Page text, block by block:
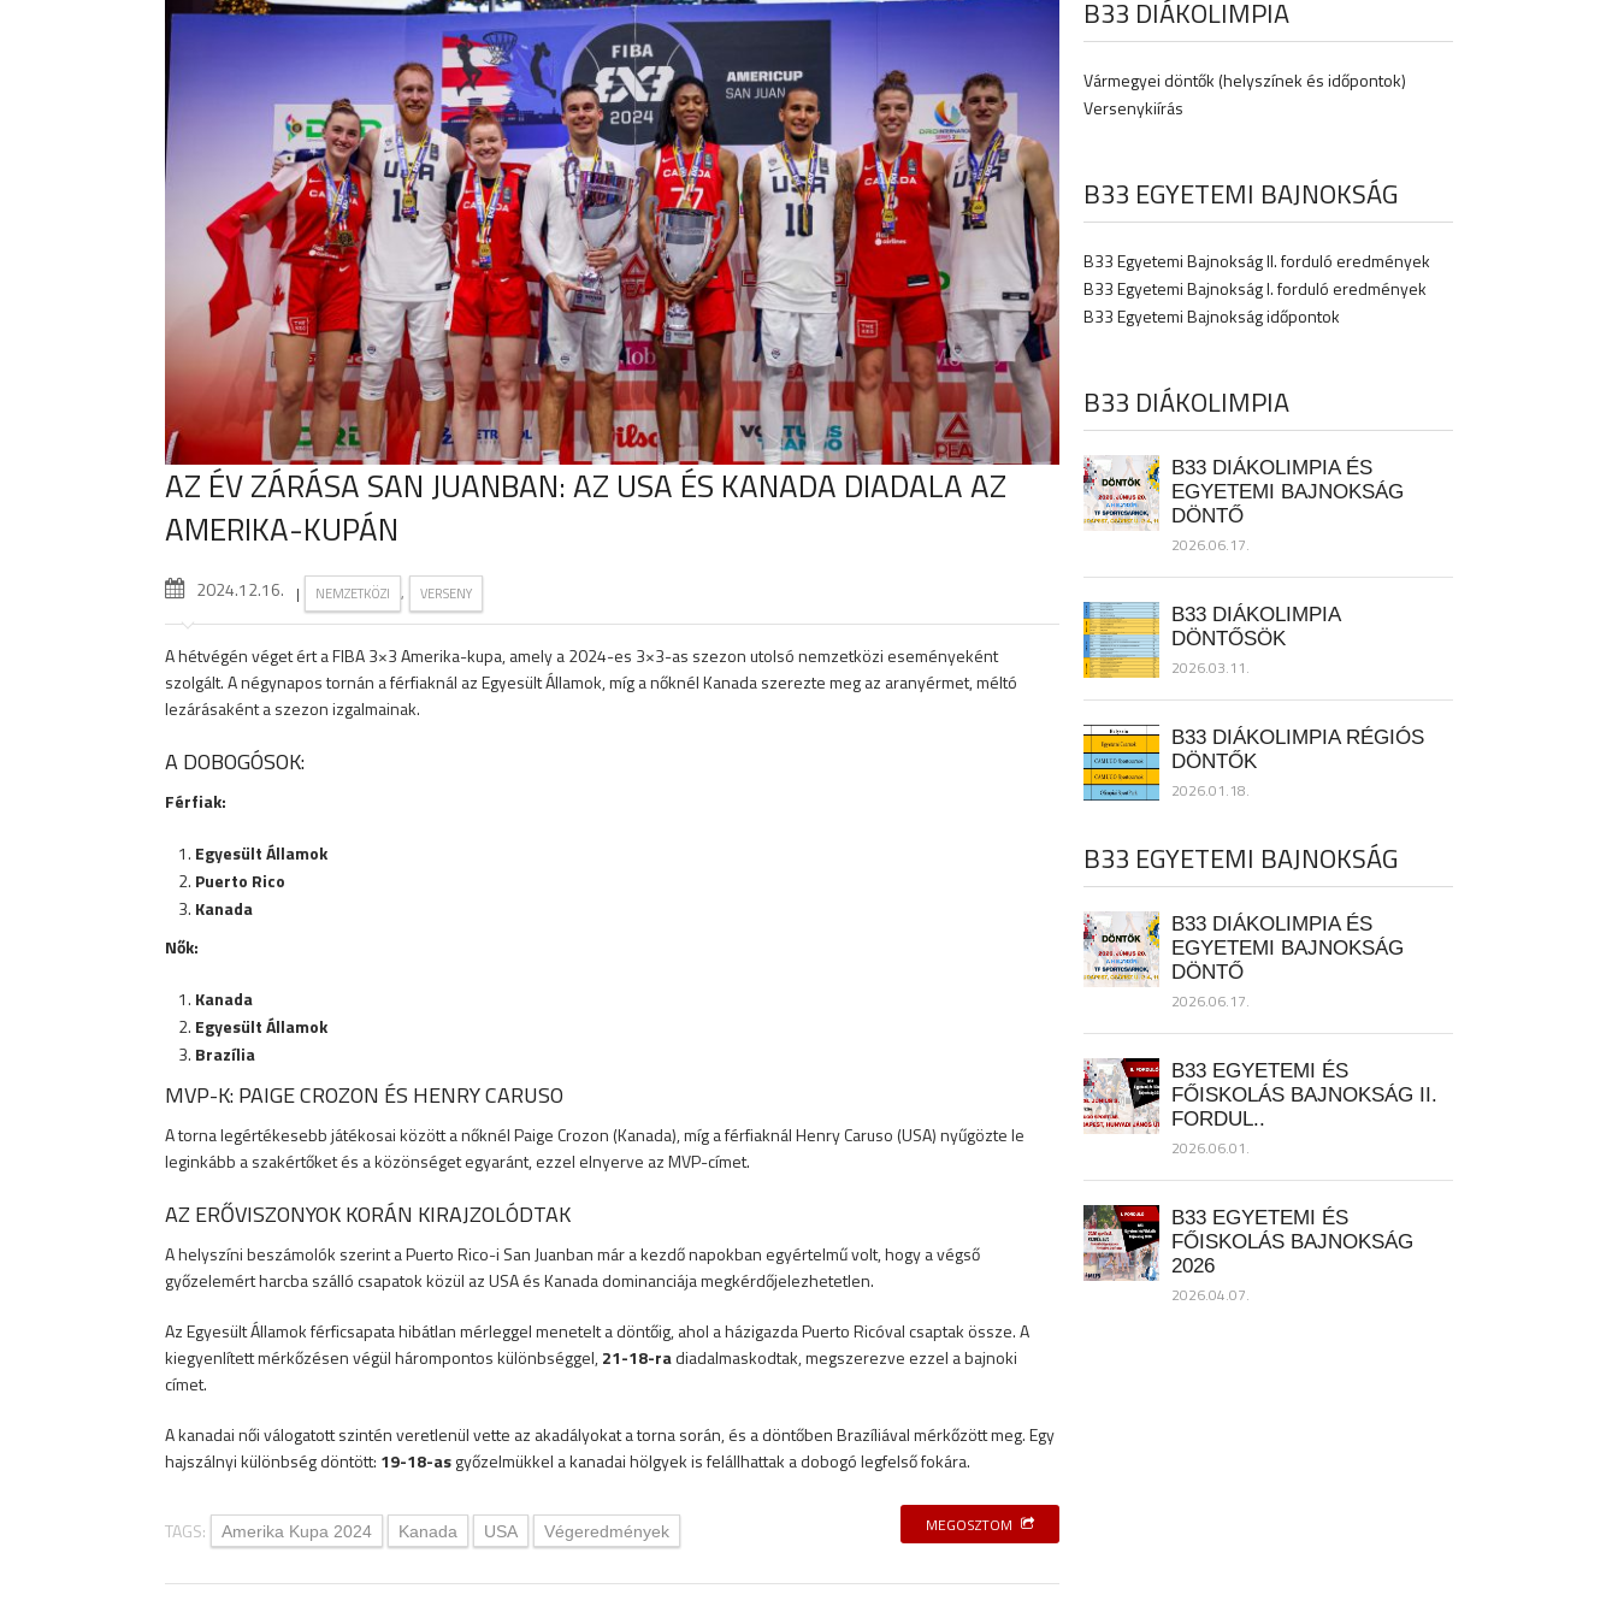
AZ ÉV ZÁRÁSA SAN JUANBAN: AZ USA ÉS KANADA DIADALA AZ
AMERIKA-KUPÁN
2024.12.16. | NEMZETKÖZI , VERSENY
A hétvégén véget ért a FIBA 3×3 Amerika-kupa, amely a 2024-es 3×3-as szezon utolsó nemzetközi eseményeként
szolgált. A négynapos tornán a férfiaknál az Egyesült Államok, míg a nőknél Kanada szerezte meg az aranyérmet, méltó
lezárásaként a szezon izgalmainak.
A DOBOGÓSOK:
Férfiak:
Egyesült Államok
Puerto Rico
Kanada
Nők:
Kanada
Egyesült Államok
Brazília
MVP-K: PAIGE CROZON ÉS HENRY CARUSO
A torna legértékesebb játékosai között a nőknél Paige Crozon (Kanada), míg a férfiaknál Henry Caruso (USA) nyűgözte le
leginkább a szakértőket és a közönséget egyaránt, ezzel elnyerve az MVP-címet.
AZ ERŐVISZONYOK KORÁN KIRAJZOLÓDTAK
A helyszíni beszámolók szerint a Puerto Rico-i San Juanban már a kezdő napokban egyértelmű volt, hogy a végső
győzelemért harcba szálló csapatok közül az USA és Kanada dominanciája megkérdőjelezhetetlen.
Az Egyesült Államok férficsapata hibátlan mérleggel menetelt a döntőig, ahol a házigazda Puerto Ricóval csaptak össze. A
kiegyenlített mérkőzésen végül hárompontos különbséggel,21-18-radiadalmaskodtak, megszerezve ezzel a bajnoki
címet.
A kanadai női válogatott szintén veretlenül vette az akadályokat a torna során, és a döntőben Brazíliával mérkőzött meg. Egy
hajszálnyi különbség döntött: 19-18-asgyőzelmükkel a kanadai hölgyek is felállhattak a dobogó legfelső fokára.
TAGS: Amerika Kupa 2024 Kanada USA Végeredmények MEGOSZTOM
B33 DIÁKOLIMPIA
Vármegyei döntők (helyszínek és időpontok)
Versenykiírás
B33 EGYETEMI BAJNOKSÁG
B33 Egyetemi Bajnokság II. forduló eredmények
B33 Egyetemi Bajnokság I. forduló eredmények
B33 Egyetemi Bajnokság időpontok
B33 DIÁKOLIMPIA
B33 DIÁKOLIMPIA ÉS
EGYETEMI BAJNOKSÁG
DÖNTŐ
2026.06.17.
B33 DIÁKOLIMPIA
DÖNTŐSÖK
2026.03.11.
B33 DIÁKOLIMPIA RÉGIÓS
DÖNTŐK
2026.01.18.
B33 EGYETEMI BAJNOKSÁG
B33 DIÁKOLIMPIA ÉS
EGYETEMI BAJNOKSÁG
DÖNTŐ
2026.06.17.
B33 EGYETEMI ÉS
FŐISKOLÁS BAJNOKSÁG II.
FORDUL..
2026.06.01.
B33 EGYETEMI ÉS
FŐISKOLÁS BAJNOKSÁG
2026
2026.04.07.